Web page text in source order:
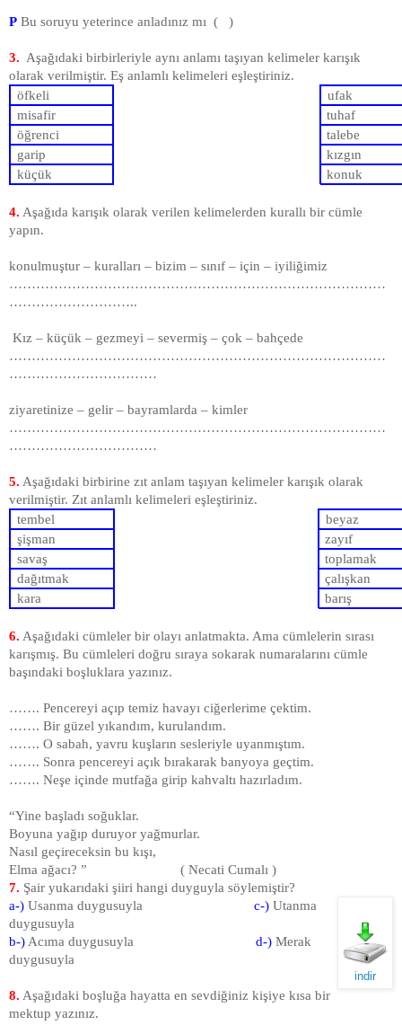
P Bu soruyu yeterince anladınız mı ( )
3. Aşağıdaki birbirleriyle aynı anlamı taşıyan kelimeler karışık
olarak verilmiştir. Eş anlamlı kelimeleri eşleştiriniz.
öfkeli
ufak
misafir
tuhaf
öğrenci
talebe
garip
kızgın
küçük
konuk
4. Aşağıda karışık olarak verilen kelimelerden kurallı bir cümle
yapın.
konulmuştur – kuralları – bizim – sınıf – için – iyiliğimiz
…………………………………………………………………………
………………………..
Kız – küçük – gezmeyi – severmiş – çok – bahçede
…………………………………………………………………………
……………………………
ziyaretinize – gelir – bayramlarda – kimler
…………………………………………………………………………
……………………………
5. Aşağıdaki birbirine zıt anlam taşıyan kelimeler karışık olarak
verilmiştir. Zıt anlamlı kelimeleri eşleştiriniz.
tembel
beyaz
şişman
zayıf
savaş
toplamak
dağıtmak
çalışkan
kara
barış
6. Aşağıdaki cümleler bir olayı anlatmakta. Ama cümlelerin sırası
karışmış. Bu cümleleri doğru sıraya sokarak numaralarını cümle
başındaki boşluklara yazınız.
……. Pencereyi açıp temiz havayı ciğerlerime çektim.
……. Bir güzel yıkandım, kurulandım.
……. O sabah, yavru kuşların sesleriyle uyanmıştım.
……. Sonra pencereyi açık bırakarak banyoya geçtim.
……. Neşe içinde mutfağa girip kahvaltı hazırladım.
“Yine başladı soğuklar.
Boyuna yağıp duruyor yağmurlar.
Nasıl geçireceksin bu kışı,
Elma ağacı? ” ( Necati Cumalı )
7. Şair yukarıdaki şiiri hangi duyguyla söylemiştir?
indir
a-) Usanma duygusuyla c-) Utanma
duygusuyla
b-) Acıma duygusuyla d-) Merak
duygusuyla
8. Aşağıdaki boşluğa hayatta en sevdiğiniz kişiye kısa bir
mektup yazınız.